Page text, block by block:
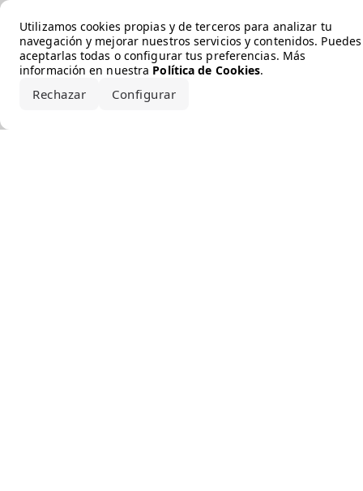
Utilizamos cookies propias y de terceros para analizar tu
navegación y mejorar nuestros servicios y contenidos. Puedes
aceptarlas todas o configurar tus preferencias. Más
información en nuestra Política de Cookies.
Rechazar Configurar
Error loading the brand